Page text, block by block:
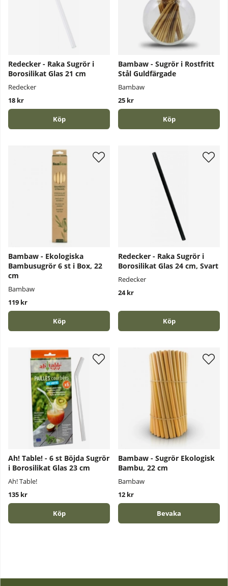
Redecker - Raka Sugrör i
Borosilikat Glas 21 cm
Redecker
18 kr
Köp
Bambaw - Sugrör i Rostfritt
Stål Guldfärgade
Bambaw
25 kr
Köp
Bambaw - Ekologiska
Bambusugrör 6 st i Box, 22
cm
Bambaw
119 kr
Köp
Redecker - Raka Sugrör i
Borosilikat Glas 24 cm, Svart
Redecker
24 kr
Köp
Ah! Table! - 6 st Böjda Sugrör
i Borosilikat Glas 23 cm
Ah! Table!
135 kr
Köp
Bambaw - Sugrör Ekologisk
Bambu, 22 cm
Bambaw
12 kr
Bevaka